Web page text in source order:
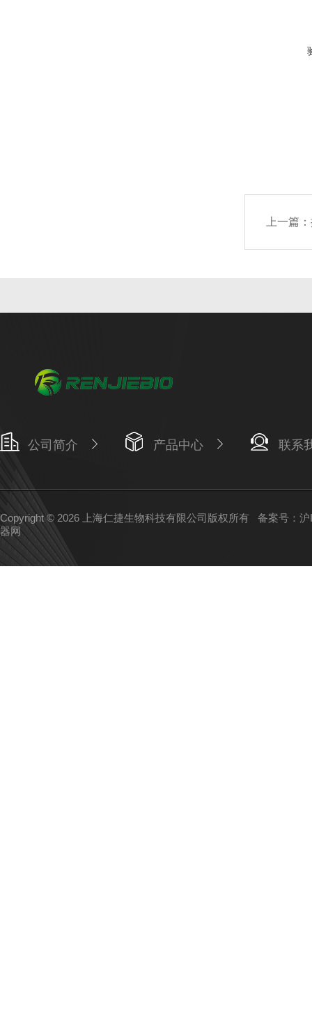
上一篇：
公司简介 产品中心 联系
Copyright © 2026 上海仁捷生物科技有限公司版权所有 备案号：
器网